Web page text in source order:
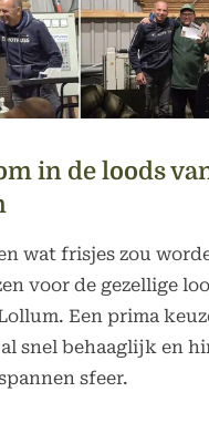
in de loods
wat frisjes zou
voor de gezellige
Een prima
snel behaaglijk en
sfeer.